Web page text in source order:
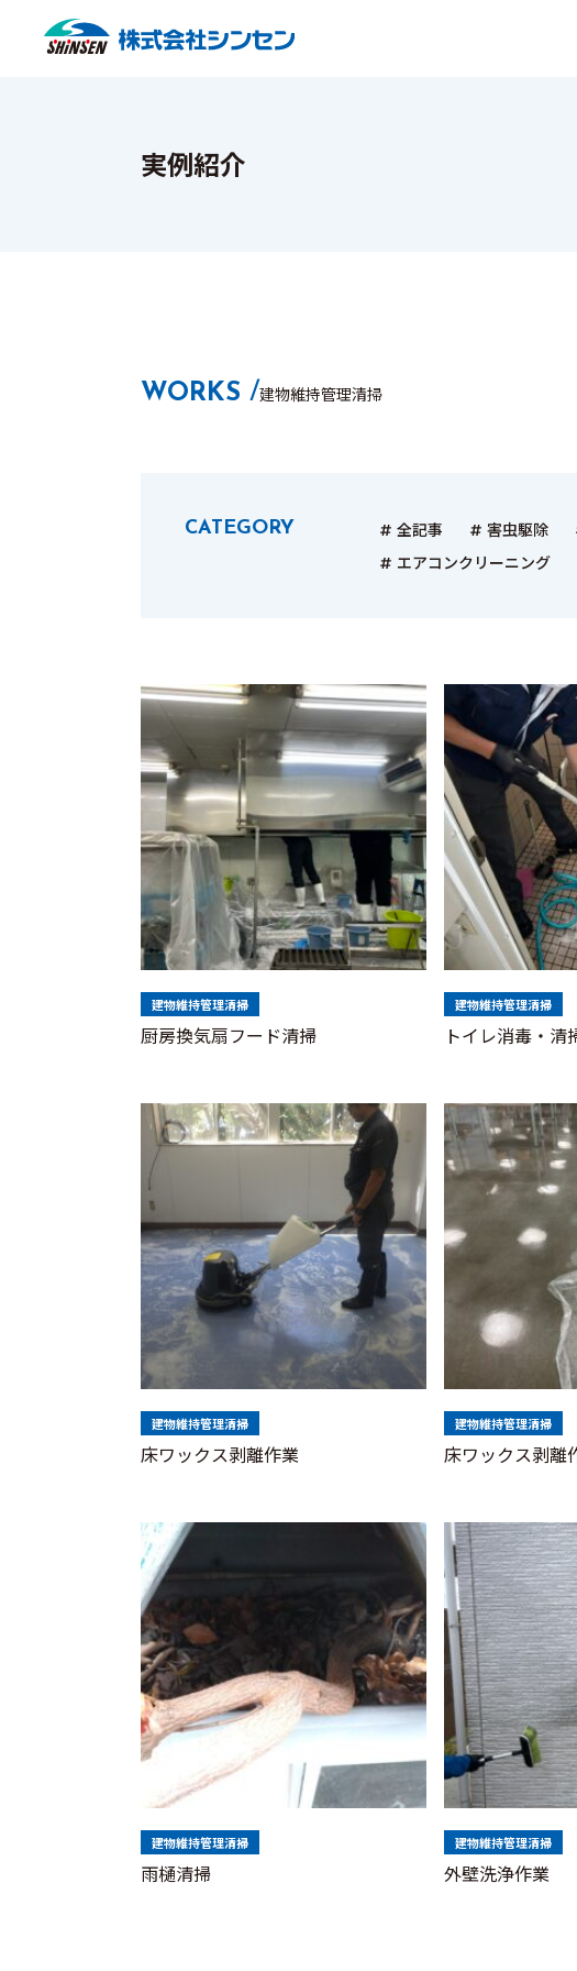
グリストラップメンテナンス エアコ
オレンジママ（個人向け家事代行サービス）
実例紹介
WORKS/建物維持管理清掃
CATEGORY 全記事 害虫駆除
エアコンクリーニング
建物維持管理清掃
厨房換気扇フード清掃
建物維持管理清掃
トイレ消毒・清
建物維持管理清掃
床ワックス剥離作業
建物維持管理清掃
床ワックス剥離
建物維持管理清掃
雨樋清掃
建物維持管理清掃
外壁洗浄作業